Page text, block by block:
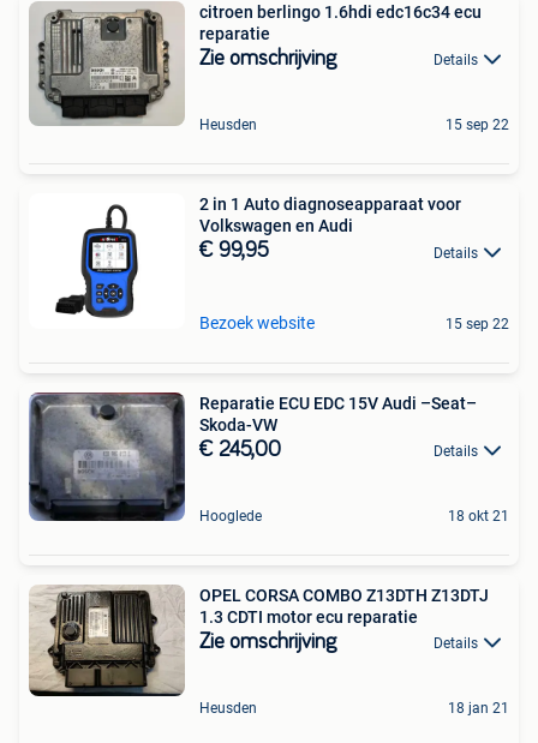
citroen berlingo 1.6hdi edc16c34 ecu
reparatie
Zie omschrijving Details
Heusden 15 sep 22
2 in 1 Auto diagnoseapparaat voor
Volkswagen en Audi
€ 99,95 Details
Bezoek website 15 sep 22
Reparatie ECU EDC 15V Audi –Seat–
Skoda-VW
€ 245,00 Details
Hooglede 18 okt 21
OPEL CORSA COMBO Z13DTH Z13DTJ
1.3 CDTI motor ecu reparatie
Zie omschrijving Details
Heusden 18 jan 21